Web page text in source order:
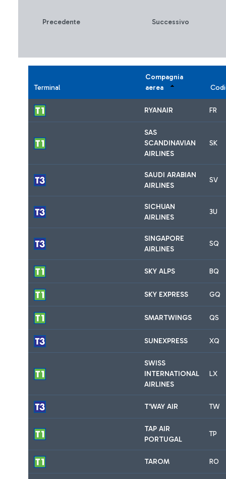
Precedente Successivo
Terminal
Compagnia
aerea
RYANAIR FR
SAS
SCANDINAVIAN
AIRLINES
SK
SAUDI ARABIAN
AIRLINES
SV
SICHUAN
AIRLINES
3U
SINGAPORE
AIRLINES
SQ
SKY ALPS BQ
SKY EXPRESS GQ
SMARTWINGS QS
SUNEXPRESS XQ
SWISS
INTERNATIONAL
AIRLINES
LX
T'WAY AIR TW
TAP AIR
PORTUGAL
TP
TAROM RO